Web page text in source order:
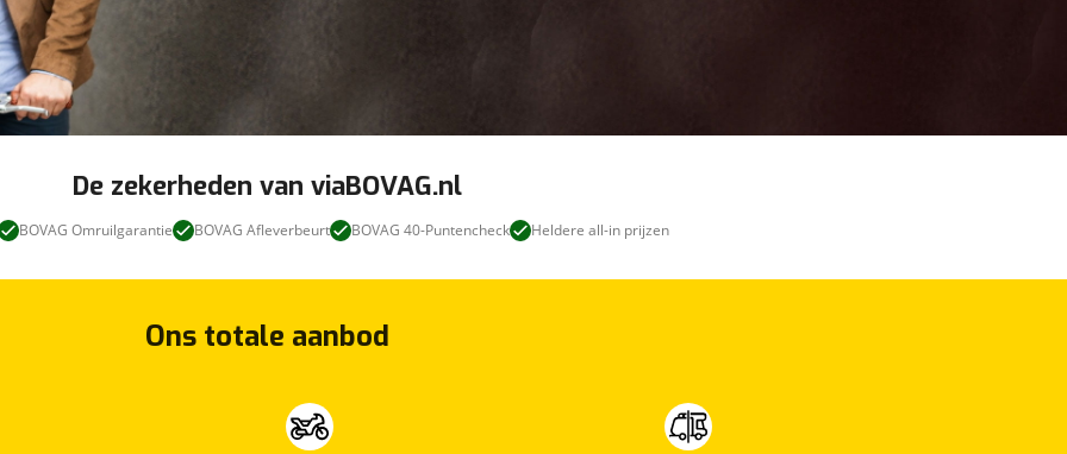
De zekerheden van viaBOVAG.nl
BOVAG Omruilgarantie BOVAG Afleverbeurt BOVAG 40-Puntencheck Heldere all-in prijzen
Ons totale aanbod